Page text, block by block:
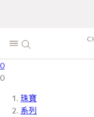
0
0
珠寶
系列